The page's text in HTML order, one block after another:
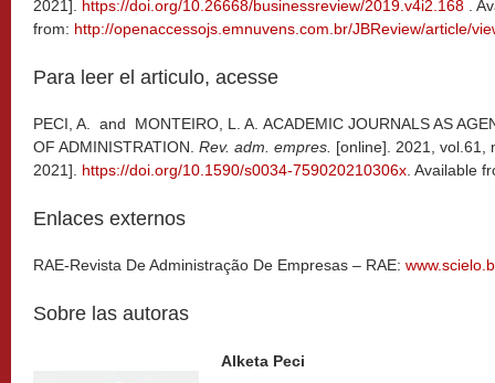
2021]. https://doi.org/10.26668/businessreview/2019.v4i2.168
.
from: http://openaccessojs.emnuvens.com.br/JBReview/article/
Para leer el articulo, acesse
PECI, A. and MONTEIRO, L. A. ACADEMIC JOURNALS AS
OF ADMINISTRATION. Rev. adm. empres. [online]. 2021, vol.61,
2021]. https://doi.org/10.1590/s0034-759020210306x . Available
Enlaces externos
RAE-Revista De Administração De Empresas – RAE:
Sobre las autoras
Alketa Peci